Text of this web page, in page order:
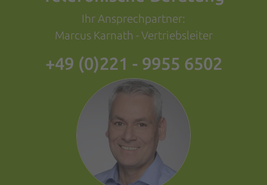
Ihr Ansprechpartner:
Marcus Karnath - Vertriebsleiter
+49 (0)221 - 9955 6502